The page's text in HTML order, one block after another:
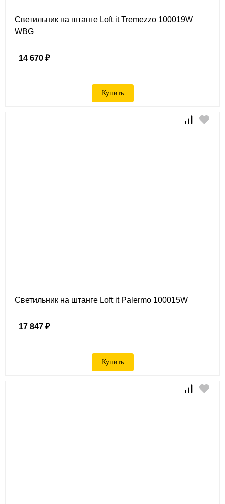
Светильник на штанге Loft it Tremezzo 100019W
WBG
14 670 ₽
Купить
Светильник на штанге Loft it Palermo 100015W
17 847 ₽
Купить